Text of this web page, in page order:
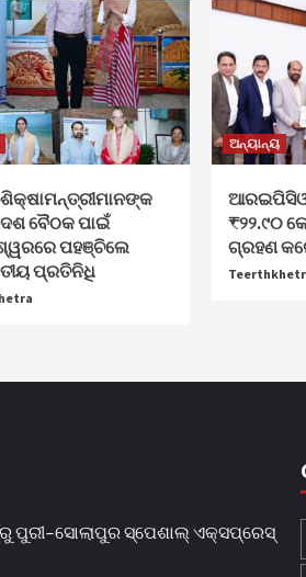
ବୈଠକ ପାଇଁ
ପହଞ୍ଚିଲେ
ପ୍ରତିନିଧି
ଅନ୍ୟାନ୍ୟ
₹୨୨.୯୦
ଗ୍ରହଣ
ପୁରୀ–ସୋଲାପୁର ସ୍ପେଶାଲ୍ ଏକ୍ସପ୍ରେସ୍